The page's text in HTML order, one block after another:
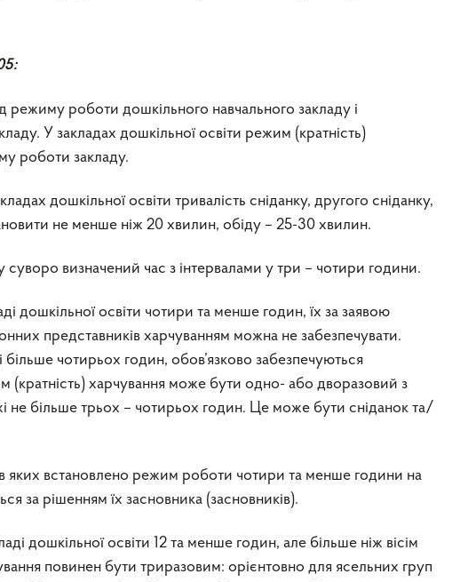
режиму роботи дошкільного навчального закладу і
У закладах дошкільної освіти режим (кратність)
роботи закладу.
дошкільної освіти тривалість сніданку, другого сніданку,
не менше ніж 20 хвилин, обіду – 25-30 хвилин.
суворо визначений час з інтервалами у три – чотири години.
дошкільної освіти чотири та менше годин, їх за заявою
представників харчуванням можна не забезпечувати.
більше чотирьох годин, обов’язково забезпечуються
харчування може бути одно- або дворазовий з
не більше трьох – чотирьох годин. Це може бути сніданок та/
в яких встановлено режим роботи чотири та менше години на
за рішенням їх засновника (засновників).
дошкільної освіти 12 та менше годин, але більше ніж вісім
повинен бути триразовим: орієнтовно для ясельних груп